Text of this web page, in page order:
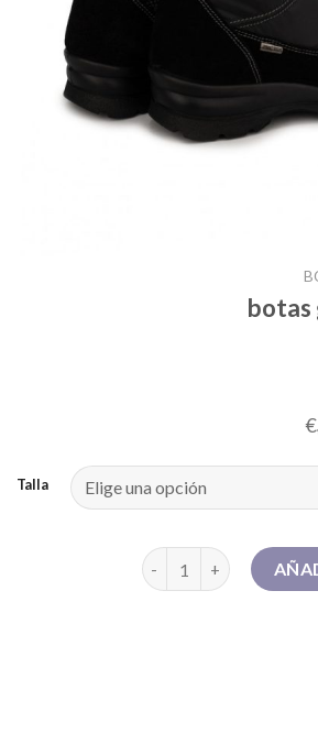
€
Talla
botas goretex mujer